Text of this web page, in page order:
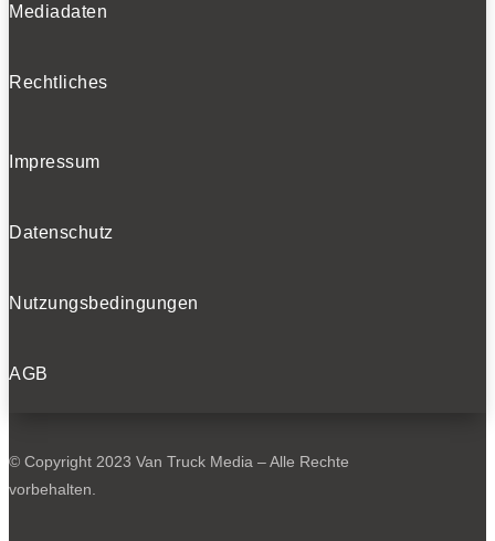
Mediadaten
Rechtliches
Impressum
Datenschutz
Nutzungsbedingungen
AGB
© Copyright 2023 Van Truck Media – Alle Rechte
vorbehalten.